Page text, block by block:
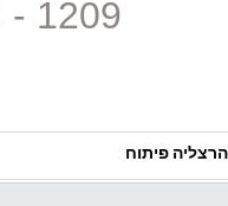
1209 - וילה חדשה למכירה בהרצליה פיתוח
פיתוח